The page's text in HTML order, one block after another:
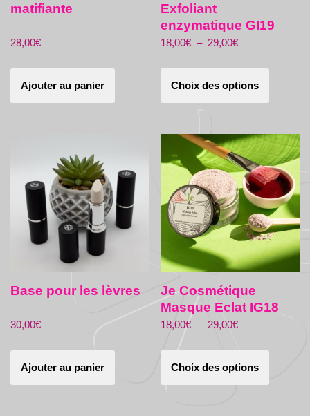
matifiante
28,00€
Ajouter au panier
Exfoliant
enzymatique GI19
18,00€ – 29,00€
Choix des options
Base pour les lèvres
30,00€
Ajouter au panier
Je Cosmétique
Masque Eclat IG18
18,00€ – 29,00€
Choix des options